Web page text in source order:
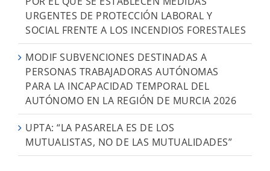
URGENTES DE PROTECCIÓN LABORAL Y
SOCIAL FRENTE A LOS INCENDIOS FORESTALES
MODIF SUBVENCIONES DESTINADAS A
PERSONAS TRABAJADORAS AUTÓNOMAS
PARA LA INCAPACIDAD TEMPORAL DEL
AUTÓNOMO EN LA REGIÓN DE MURCIA 2026
UPTA: “LA PASARELA ES DE LOS
MUTUALISTAS, NO DE LAS MUTUALIDADES”